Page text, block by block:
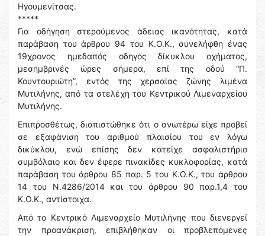
Ηγουμενίτσας.
*****
Για οδήγηση στερούμενος άδειας ικανότητας, κατά
παράβαση του άρθρου 94 του Κ.Ο.Κ., συνελήφθη ένας
19χρονος ημεδαπός οδηγός δίκυκλου οχήματος,
μεσημβρινές ώρες σήμερα, επί της οδού “Π.
Κουντουριώτη”, εντός της χερσαίας ζώνης λιμένα
Μυτιλήνης, από τα στελέχη του Κεντρικού Λιμεναρχείου
Μυτιλήνης.
Επιπροσθέτως, διαπιστώθηκε ότι ο ανωτέρω είχε προβεί
σε εξαφάνιση του αριθμού πλαισίου του εν λόγω
δικύκλου, ενώ επίσης δεν κατείχε ασφαλιστήριο
συμβόλαιο και δεν έφερε πινακίδες κυκλοφορίας, κατά
παράβαση του άρθρου 85 παρ. 5 του Κ.Ο.Κ., του άρθρου
14 του Ν.4286/2014 και του άρθρου 90 παρ.1,4 του
Κ.Ο.Κ., αντίστοιχα.
Από το Κεντρικό Λιμεναρχείο Μυτιλήνης που διενεργεί
την προανάκριση, επιβλήθηκαν οι προβλεπόμενες